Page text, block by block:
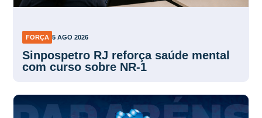
FORÇA 5 AGO 2026
Sinpospetro RJ reforça saúde mental
com curso sobre NR-1